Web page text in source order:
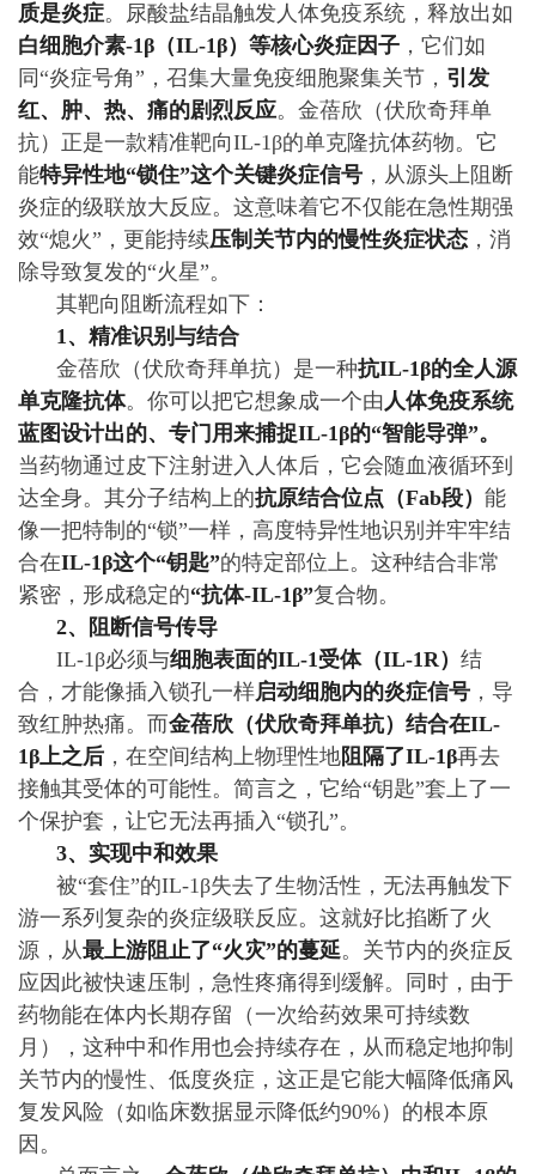
质是炎症。尿酸盐结晶触发人体免疫系统，释放出如
白细胞介素-1β（IL-1β）等核心炎症因子 ，它们如
同“炎症号角”，召集大量免疫细胞聚集关节， 引发
红、肿、热、痛的剧烈反应。金蓓欣（伏欣奇拜单
抗）正是一款精准靶向IL-1β的单克隆抗体药物。它
能特异性地“锁住”这个关键炎症信号 ，从源头上阻断
炎症的级联放大反应。这意味着它不仅能在急性期强
效“熄火”，更能持续压制关节内的慢性炎症状态 ，消
除导致复发的“火星”。
其靶向阻断流程如下：
1、精准识别与结合
金蓓欣（伏欣奇拜单抗）是一种抗IL-1β的全人源
单克隆抗体。你可以把它想象成一个由人体免疫系统
蓝图设计出的、专门用来捕捉IL-1β的“智能导弹”。
当药物通过皮下注射进入人体后，它会随血液循环到
达全身。其分子结构上的抗原结合位点（Fab段） 能
像一把特制的“锁”一样，高度特异性地识别并牢牢结
合在IL-1β这个“钥匙”的特定部位上。这种结合非常
紧密，形成稳定的“抗体-IL-1β”复合物。
2、阻断信号传导
IL-1β必须与细胞表面的IL-1受体（IL-1R） 结
合，才能像插入锁孔一样启动细胞内的炎症信号 ，导
致红肿热痛。而金蓓欣（伏欣奇拜单抗）结合在IL-
1β上之后 ，在空间结构上物理性地阻隔了IL-1β再去
接触其受体的可能性。简言之，它给“钥匙”套上了一
个保护套，让它无法再插入“锁孔”。
3、实现中和效果
被“套住”的IL-1β失去了生物活性，无法再触发下
游一系列复杂的炎症级联反应。这就好比掐断了火
源，从最上游阻止了“火灾”的蔓延。关节内的炎症反
应因此被快速压制，急性疼痛得到缓解。同时，由于
药物能在体内长期存留（一次给药效果可持续数
月），这种中和作用也会持续存在，从而稳定地抑制
关节内的慢性、低度炎症，这正是它能大幅降低痛风
复发风险（如临床数据显示降低约90%）的根本原
因。